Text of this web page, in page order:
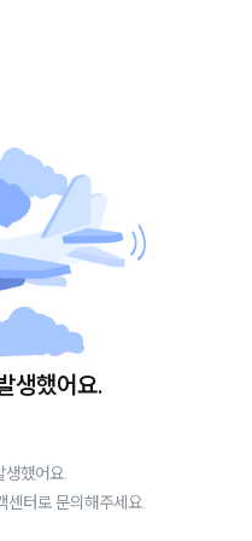
생했어요.
생했어요.
센터로 문의해주세요.